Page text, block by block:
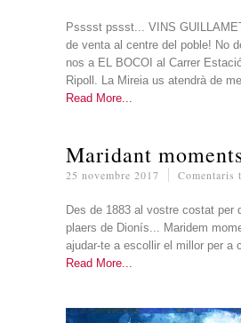
Psssst pssst... VINS
de venta al centre del poble! No
nos a EL BOCOI al Carrer
Ripoll. La Mireia us atendrà de
Read More
Maridant
25 novembre 2017 Comentaris
Des de 1883 al vostre costat per
plaers de Dionís... Maridem
ajudar-te a escollir el millor per a
Read More